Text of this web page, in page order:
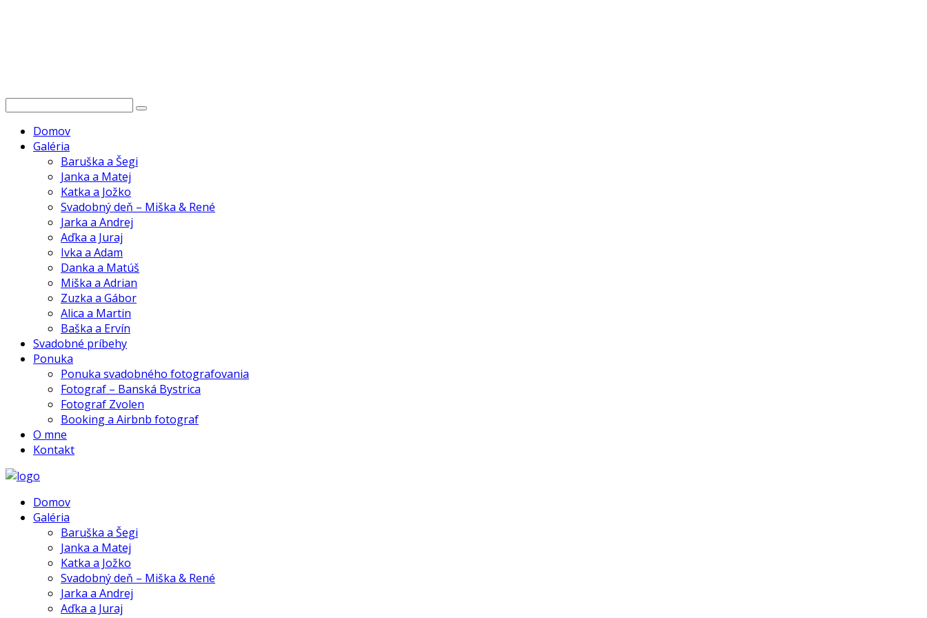
Domov
Galéria
Baruška a Šegi
Janka a Matej
Katka a Jožko
Svadobný deň – Miška & René
Jarka a Andrej
Aďka a Juraj
Ivka a Adam
Danka a Matúš
Miška a Adrian
Zuzka a Gábor
Alica a Martin
Baška a Ervín
Svadobné príbehy
Ponuka
Ponuka svadobného fotografovania
Fotograf – Banská Bystrica
Fotograf Zvolen
Booking a Airbnb fotograf
O mne
Kontakt
Domov
Galéria
Baruška a Šegi
Janka a Matej
Katka a Jožko
Svadobný deň – Miška & René
Jarka a Andrej
Aďka a Juraj